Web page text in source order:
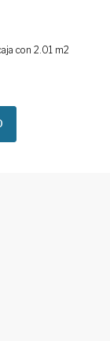
con 2.01 m2